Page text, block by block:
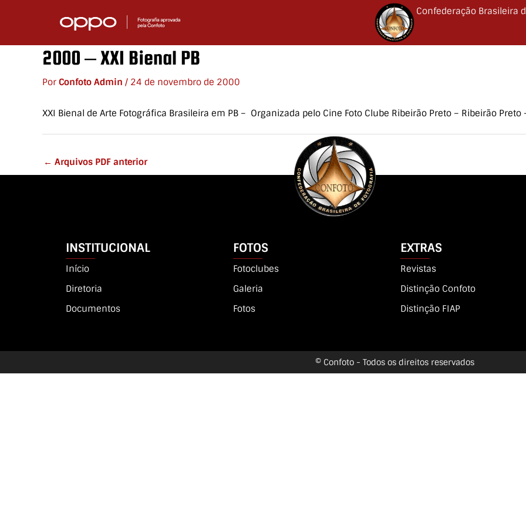
conteúdo
Confederação Brasileira
2000 – XXI Bienal PB
Por Confoto Admin / 24 de novembro de 2000
XXI Bienal de Arte Fotográfica Brasileira em PB – Organizada pelo Cine Foto Clube Ribeirão Preto – Ribeirão Preto
← Arquivos PDF anterior
INSTITUCIONAL
Início
Diretoria
Documentos
FOTOS
Fotoclubes
Galeria
Fotos
EXTRAS
Revistas
Distinção Confoto
Distinção FIAP
© Confoto - Todos os direitos reservados